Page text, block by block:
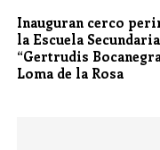
Inauguran cerco
la Escuela Secundaria
“Gertrudis
Loma de la Rosa